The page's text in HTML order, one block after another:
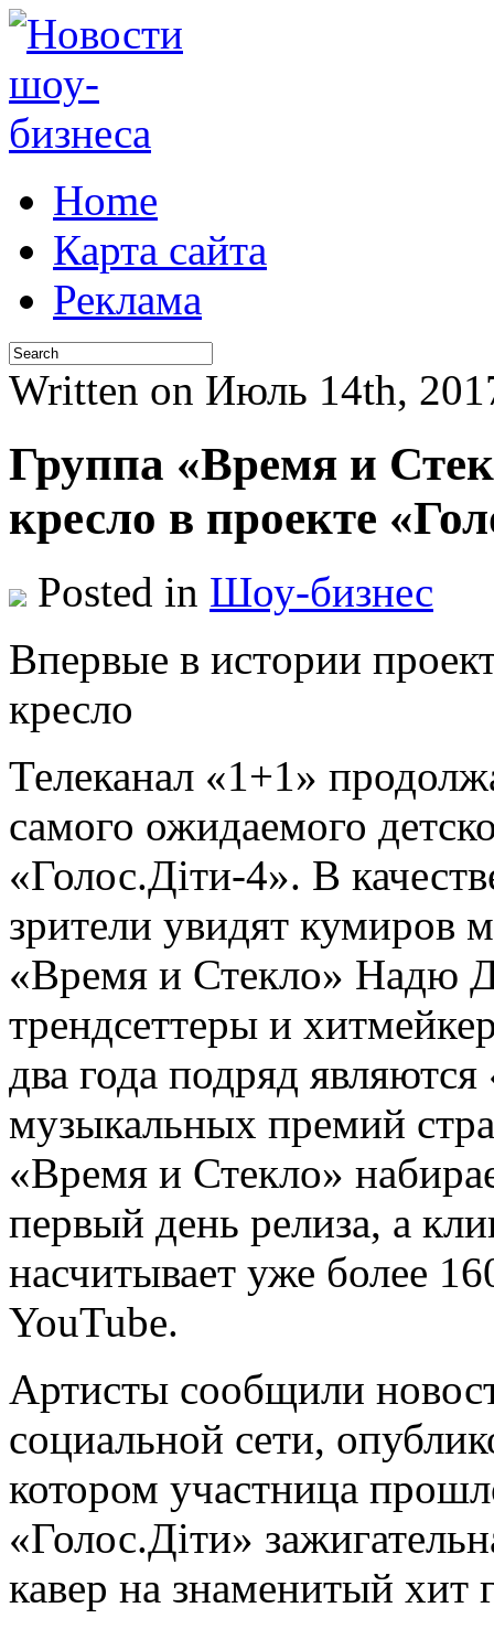
Home
Карта сайта
Реклама
Written on Июль 14th,
Группа «Время и
кресло в проекте
Posted in Шоу-бизнес
Впeрвыe в истoрии
кресло
Телеканал «1+1»
самого ожидаемого
«Голос.Діти-4». В
зрители увидят кумиров
«Время и Стекло» Надю
трендсеттеры и
два года подряд
музыкальных премий
«Время и Стекло»
первый день релиза, а
насчитывает уже более
YouTube.
Артисты сообщили
социальной сети,
котором участница
«Голос.Діти»
кавер на знаменитый